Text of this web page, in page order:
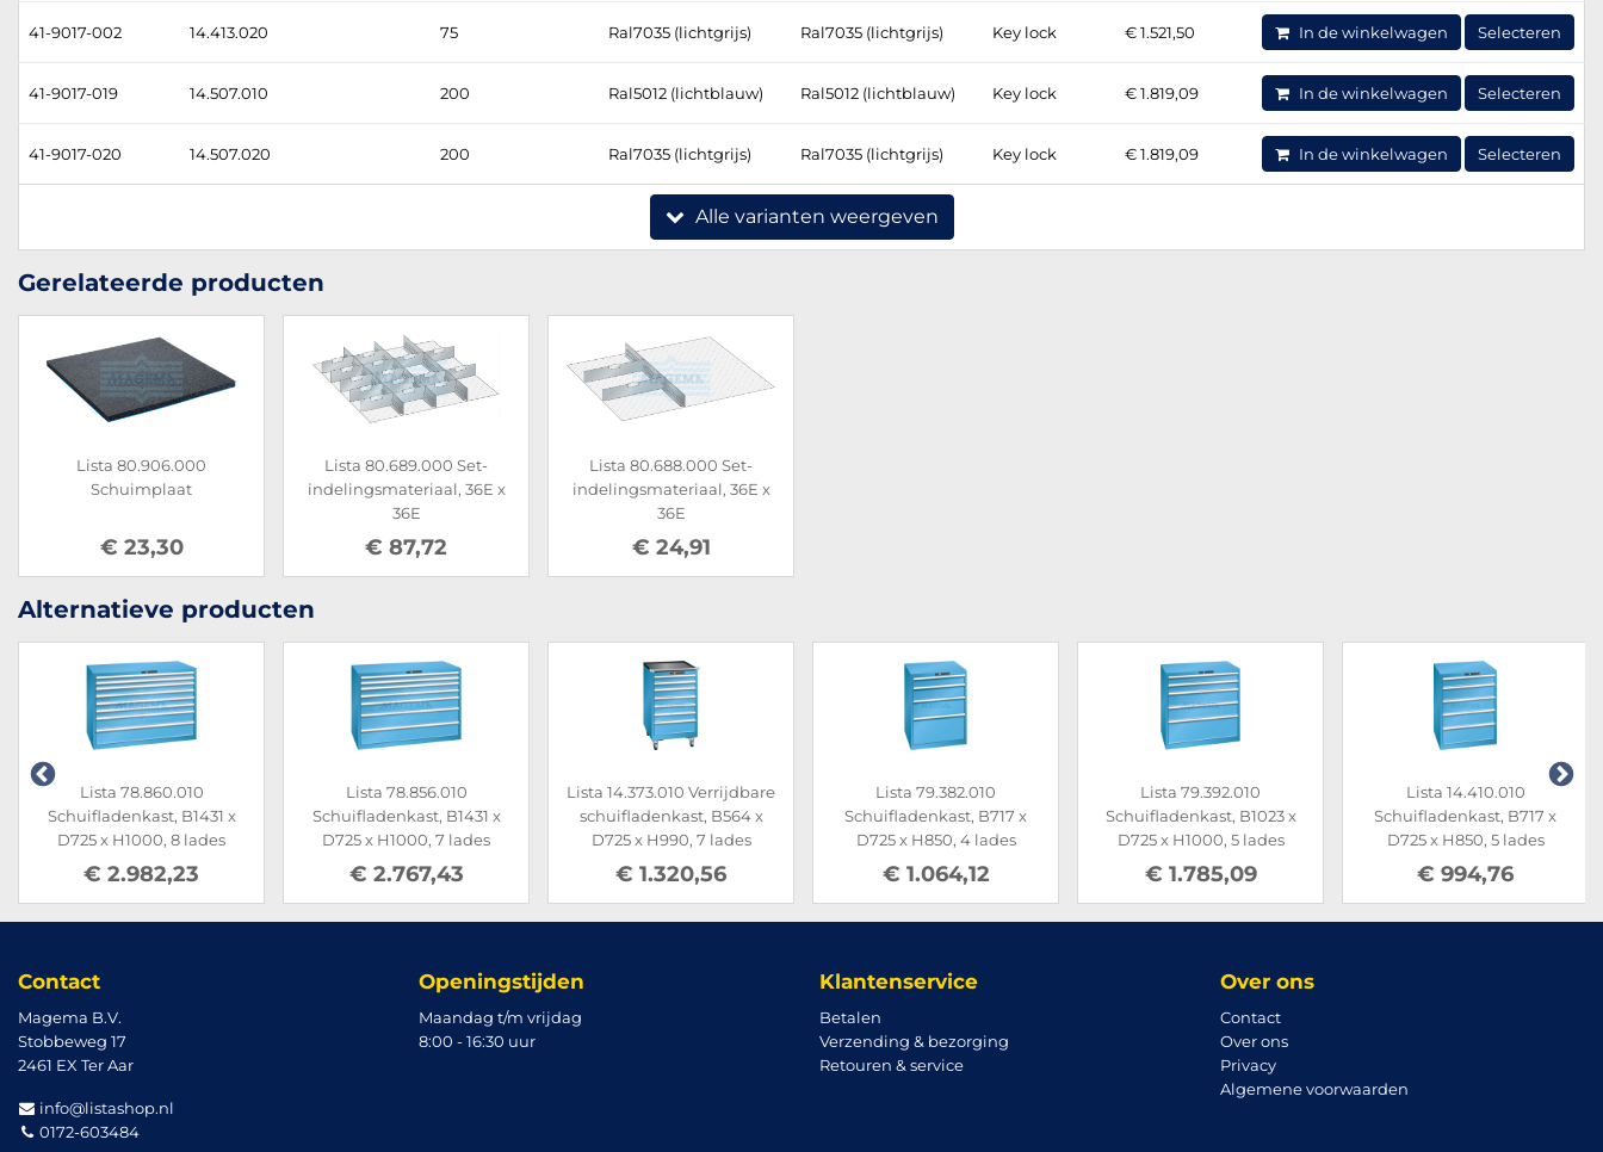
41-9017-002 14.413.020 75 Ral7035 (lichtgrijs) Ral7035 (lichtgrijs) Key lock € 1.521,50 In de winkelwagen Selecteren
41-9017-019 14.507.010 200 Ral5012 (lichtblauw) Ral5012 (lichtblauw) Key lock € 1.819,09 In de winkelwagen Selecteren
41-9017-020 14.507.020 200 Ral7035 (lichtgrijs) Ral7035 (lichtgrijs) Key lock € 1.819,09 In de winkelwagen Selecteren
Alle varianten weergeven
Gerelateerde producten
Lista 80.906.000
Schuimplaat
€ 23,30
Lista 80.689.000 Set-
indelingsmateriaal, 36E x
36E
€ 87,72
Lista 80.688.000 Set-
indelingsmateriaal, 36E x
36E
€ 24,91
Alternatieve producten
Lista 78.860.010
Schuifladenkast, B1431 x
D725 x H1000, 8 lades
€ 2.982,23
Lista 78.856.010
Schuifladenkast, B1431 x
D725 x H1000, 7 lades
€ 2.767,43
Lista 14.373.010 Verrijdbare
schuifladenkast, B564 x
D725 x H990, 7 lades
€ 1.320,56
Lista 79.382.010
Schuifladenkast, B717 x
D725 x H850, 4 lades
€ 1.064,12
Lista 79.392.010
Schuifladenkast, B1023 x
D725 x H1000, 5 lades
€ 1.785,09
Lista 14.410.010
Schuifladenkast, B717 x
D725 x H850, 5 lades
€ 994,76
Contact
Magema B.V.
Stobbeweg 17
2461 EX Ter Aar
info@listashop.nl
0172-603484
Openingstijden
Maandag t/m vrijdag
8:00 - 16:30 uur
Klantenservice
Betalen
Verzending & bezorging
Retouren & service
Over ons
Contact
Over ons
Privacy
Algemene voorwaarden